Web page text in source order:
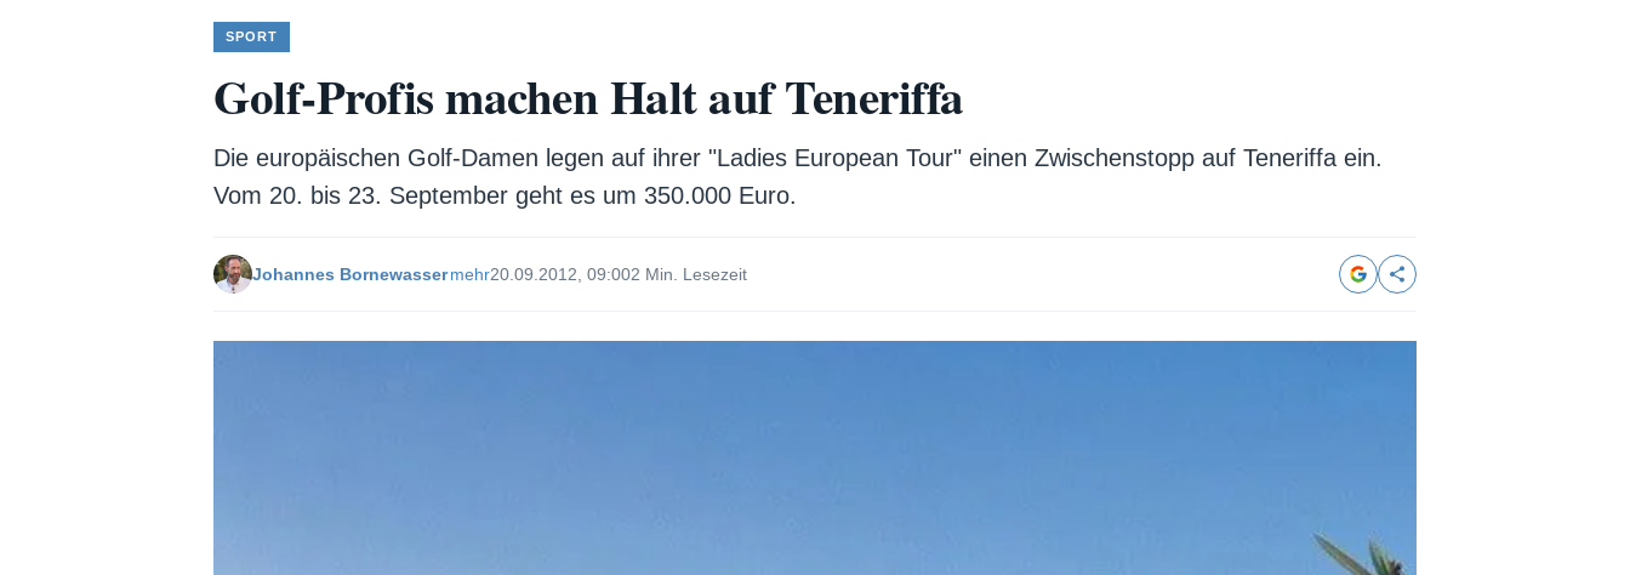
SPORT
Golf-Profis machen Halt auf Teneriffa
Die europäischen Golf-Damen legen auf ihrer "Ladies European Tour" einen Zwischenstopp auf Teneriffa ein.
Vom 20. bis 23. September geht es um 350.000 Euro.
Johannes Bornewassermehr20.09.2012, 09:002 Min. Lesezeit